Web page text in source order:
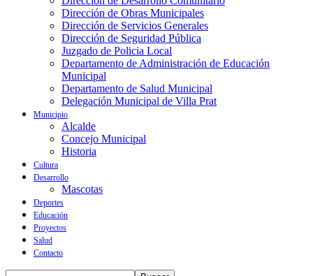
Dirección de Obras Municipales
Dirección de Servicios Generales
Dirección de Seguridad Pública
Juzgado de Policia Local
Departamento de Administración de Educación
Municipal
Departamento de Salud Municipal
Delegación Municipal de Villa Prat
Municipio
Alcalde
Concejo Municipal
Historia
Cultura
Desarrollo
Mascotas
Deportes
Educación
Proyectos
Salud
Contacto